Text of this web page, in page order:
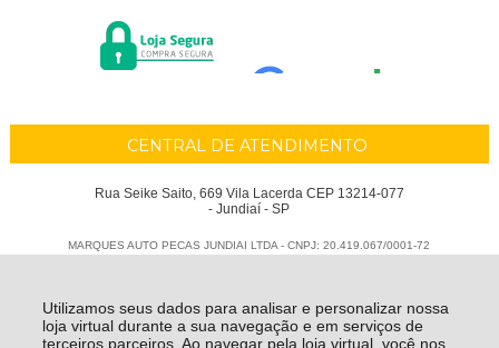
Utilizamos seus dados para analisar e personalizar nossa
loja virtual durante a sua navegação e em serviços de
terceiros parceiros. Ao navegar pela loja virtual, você nos
CENTRAL DE ATENDIMENTO
Rua Seike Saito, 669 Vila Lacerda CEP 13214-077
- Jundiaí - SP
MARQUES AUTO PECAS JUNDIAI LTDA - CNPJ: 20.419.067/0001-72